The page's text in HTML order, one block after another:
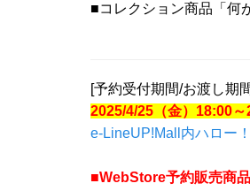
■コレクション商品「何
[予約受付期間/お渡し期
2025/4/25（金）18:00
e-LineUP!Mall内ハロー
■WebStore予約販売商